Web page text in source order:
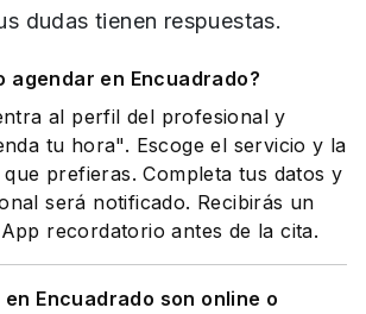
dudas tienen respuestas.
agendar en Encuadrado?
al perfil del profesional y
tu hora". Escoge el servicio y la
prefieras. Completa tus datos y
será notificado. Recibirás un
recordatorio antes de la cita.
Encuadrado son online o